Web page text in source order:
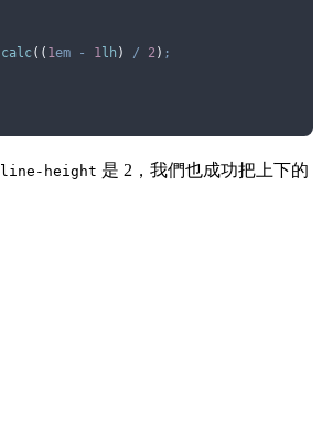
calc(( 1em - 1lh ) / 2) ;
line-height 是 2，我們也成功把上下的